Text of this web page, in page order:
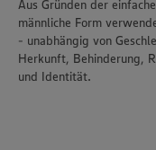
Aus Gründen der
männliche Form
- unabhängig von
Herkunft, Behinderung,
und Identität.